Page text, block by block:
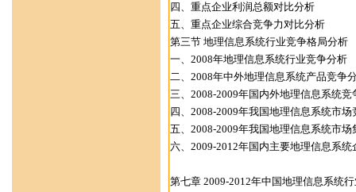
四、重点企业利润总额对比分析
五、重点企业综合竞争力对比分析
第三节 地理信息系统行业竞争格局分析
一、2008年地理信息系统行业竞争分析
二、2008年中外地理信息系统产品竞争
三、2008-2009年国内外地理信息系统竞
四、2008-2009年我国地理信息系统市场
五、2008-2009年我国地理信息系统市场
六、2009-2012年国内主要地理信息系统
第七章 2009-2012年中国地理信息系统